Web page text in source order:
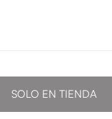
SOLO EN TIENDA